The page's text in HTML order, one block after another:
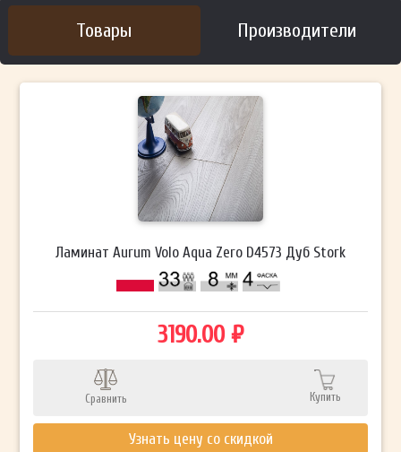
Товары Производители
Ламинат Aurum Volo Aqua Zero D4573 Дуб Stork
3190.00 ₽
Сравнить Купить
Узнать цену со скидкой